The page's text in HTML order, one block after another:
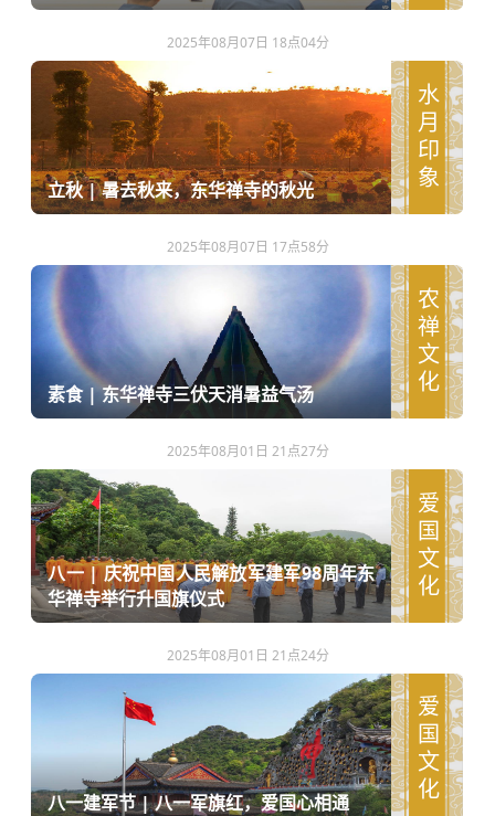
2025年08月07日 18点04分
立秋 | 暑去秋来，东华禅寺的秋光 水月印象
2025年08月07日 17点58分
素食 | 东华禅寺三伏天消暑益气汤 农禅文化
2025年08月01日 21点27分
八一 | 庆祝中国人民解放军建军98周年东
华禅寺举行升国旗仪式
爱国文化
2025年08月01日 21点24分
八一建军节 | 八一军旗红，爱国心相通 爱国文化